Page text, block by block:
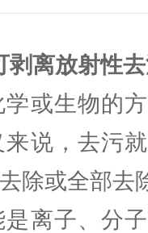
剥离放射性
或生物的
说，去污
除或全部去
离子、分